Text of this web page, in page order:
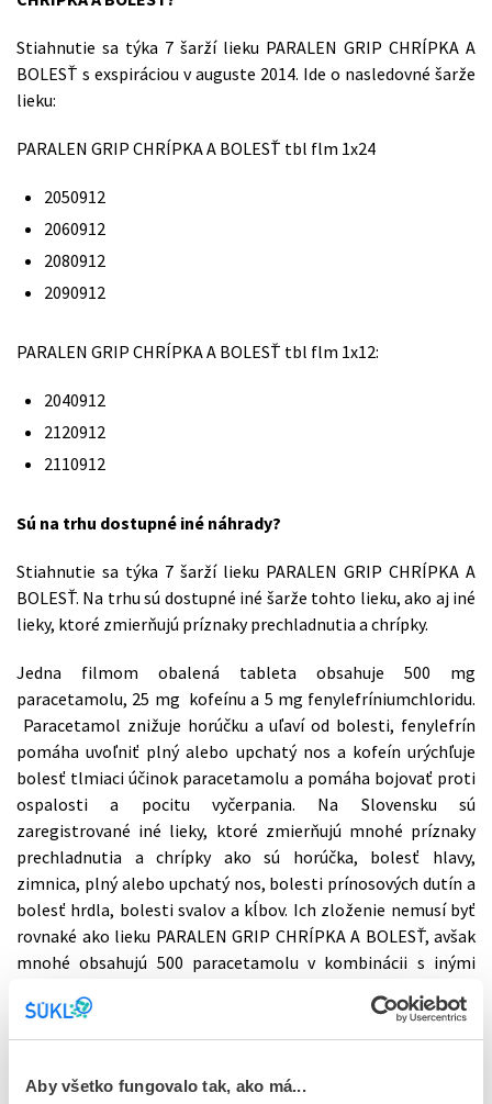
Aby všetko fungovalo tak, ako má...
Stiahnutie sa týka 7 šarží lieku PARALEN GRIP CHRÍPKA A
BOLESŤ s exspiráciou v auguste 2014. Ide o nasledovné šarže
lieku:
PARALEN GRIP CHRÍPKA A BOLESŤ tbl flm 1x24
2050912
2060912
2080912
2090912
PARALEN GRIP CHRÍPKA A BOLESŤ tbl flm 1x12:
2040912
2120912
2110912
Sú na trhu dostupné iné náhrady?
Stiahnutie sa týka 7 šarží lieku PARALEN GRIP CHRÍPKA A
BOLESŤ. Na trhu sú dostupné iné šarže tohto lieku, ako aj iné
lieky, ktoré zmierňujú príznaky prechladnutia a chrípky.
Jedna filmom obalená tableta obsahuje 500 mg
paracetamolu, 25 mg kofeínu a 5 mg fenylefríniumchloridu.
Paracetamol znižuje horúčku a uľaví od bolesti, fenylefrín
pomáha uvoľniť plný alebo upchatý nos a kofeín urýchľuje
bolesť tlmiaci účinok paracetamolu a pomáha bojovať proti
ospalosti a pocitu vyčerpania. Na Slovensku sú
zaregistrované iné lieky, ktoré zmierňujú mnohé príznaky
prechladnutia a chrípky ako sú horúčka, bolesť hlavy,
zimnica, plný alebo upchatý nos, bolesti prínosových dutín a
bolesť hrdla, bolesti svalov a kĺbov. Ich zloženie nemusí byť
rovnaké ako lieku PARALEN GRIP CHRÍPKA A BOLESŤ, avšak
mnohé obsahujú 500 paracetamolu v kombinácii s inými
Prečo štátny ústav nenariadil zastavenie používania